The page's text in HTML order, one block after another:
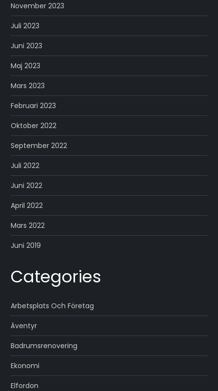
November 2023
Juli 2023
Juni 2023
Maj 2023
Mars 2023
Februari 2023
Oktober 2022
September 2022
Juli 2022
Juni 2022
April 2022
Mars 2022
Juni 2019
Categories
Arbetsplats Och Företag
Äventyr
Badrumsrenovering
Ekonomi
Elfordon